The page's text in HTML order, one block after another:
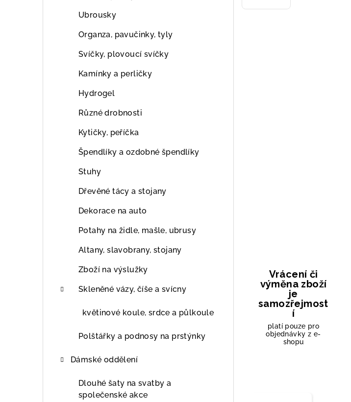
Ubrousky
Organza, pavučinky, tyly
Svíčky, plovoucí svíčky
Kamínky a perličky
Hydrogel
Různé drobnosti
Kytičky, peříčka
Špendlíky a ozdobné špendlíky
Stuhy
Dřevěné tácy a stojany
Dekorace na auto
Potahy na židle, mašle, ubrusy
Altany, slavobrany, stojany
Zboží na výslužky
Skleněné vázy, číše a svícny
květinové koule, srdce a půlkoule
Polštářky a podnosy na prstýnky
Dámské oddělení
Dlouhé šaty na svatby a
společenské akce
Vrácení či
výměna zboží
je
samozřejmost
í
platí pouze pro
objednávky z e-
shopu